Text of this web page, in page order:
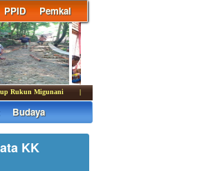
PPID Pemkal
Migunani |
Budaya
KK